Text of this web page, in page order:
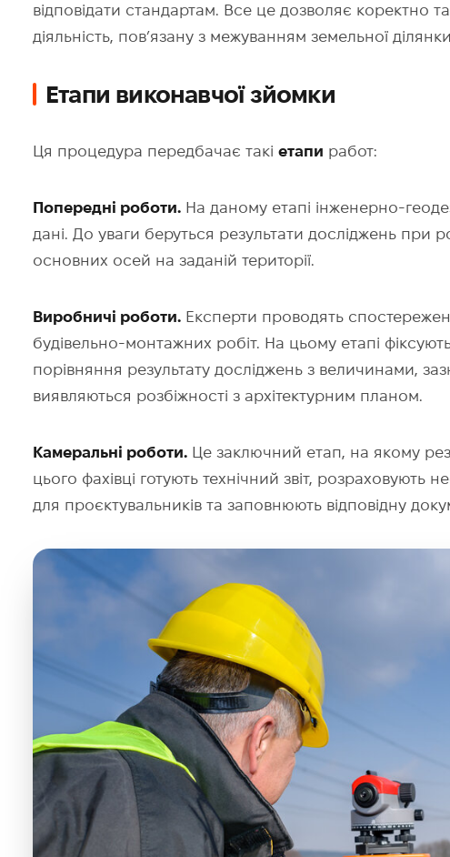
відповідати стандартам. Все це дозволяє коректно
діяльність, пов’язану з межуванням земельної ділянки.
Етапи виконавчої зйомки
Ця процедура передбачає такіетапи работ:
Попередні роботи. На даному етапі інженерно-
дані. До уваги беруться результати досліджень при
основних осей на заданій території.
Виробничі роботи. Експерти проводять
будівельно-монтажних робіт. На цьому етапі
порівняння результату досліджень з величинами,
виявляються розбіжності з архітектурним планом.
Камеральні роботи. Це заключний етап, на якому
цього фахівці готують технічний звіт, розраховують
для проєктувальників та заповнюють відповідну